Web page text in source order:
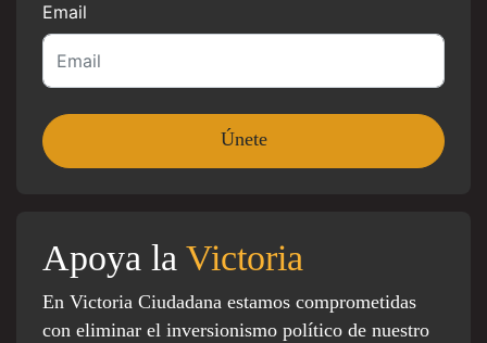
Email
Apoya la Victoria
En Victoria Ciudadana estamos comprometidas
con eliminar el inversionismo político de nuestro